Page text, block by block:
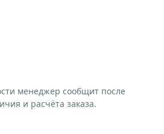
менеджер сообщит после
и расчёта заказа.